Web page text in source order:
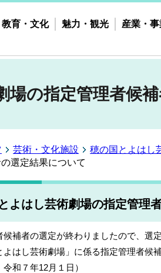
教育・文化 魅力・観光 産業・事
場の指定管理者候
芸術・文化施設
穂の国とよはし
選定結果について
よはし芸術劇場の指定管理
候補者の選定が終わりましたので、選
よはし芸術劇場」に係る指定管理者候
令和７年12月１日）